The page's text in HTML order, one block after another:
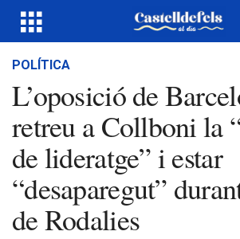
POLÍTICA
L’oposició de
retreu a Collboni la
de lideratge” i estar
“desaparegut”
de Rodalies